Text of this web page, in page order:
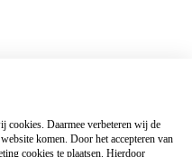
Daarmee verbeteren wij de
komen. Door het accepteren van
cookies te plaatsen. Hierdoor